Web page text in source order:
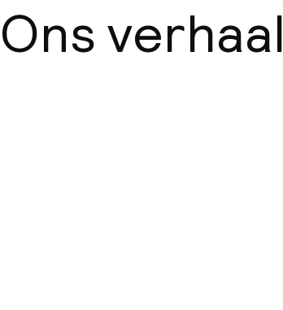
Ons verhaal